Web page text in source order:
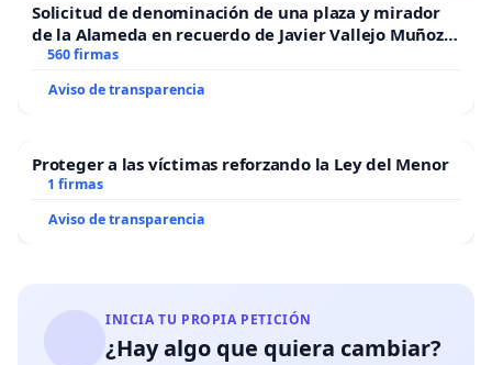
Solicitud de denominación de una plaza y mirador
de la Alameda en recuerdo de Javier Vallejo Muñoz
“Mazinger”
560 firmas
Aviso de transparencia
Proteger a las víctimas reforzando la Ley del Menor
1 firmas
Aviso de transparencia
INICIA TU PROPIA PETICIÓN
¿Hay algo que quiera cambiar?